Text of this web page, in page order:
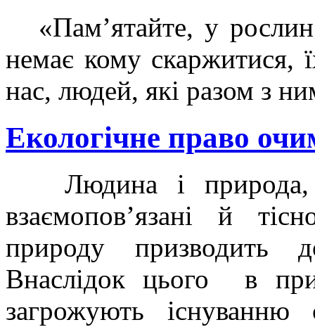
«Пам’ятайте, у рослин
немає кому скаржитися,
нас, людей, які разом з
Екологічне право
Людина і природа,
взаємопов’язані й
природу призводить
Внаслідок цього в
загрожують